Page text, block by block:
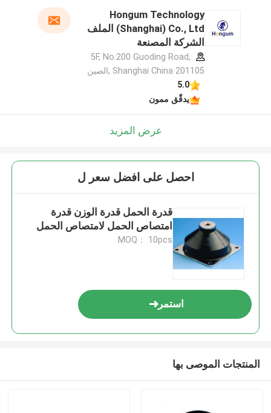
Hongum Technology
(Shanghai) Co., Ltd الملف
الشركة المصنعة
5F, No.200 Guoding Road,
Shanghai China 201105 ,الصين
5.0
يدقّق ممون
عرض المزيد
احصل على افضل سعر ل
قدرة الحمل قدرة الوزن قدرة
امتصاص الحمل لامتصاص الحمل
MOQ： 10pcs
استمر
المنتجات الموصى بها